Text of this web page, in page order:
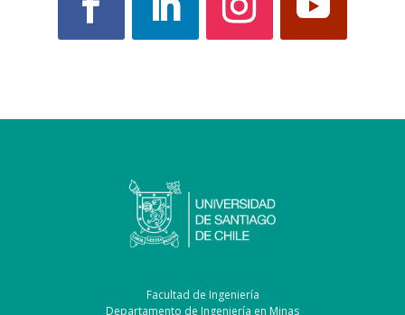
Facultad de Ingeniería
Departamento de Ingeniería en Minas